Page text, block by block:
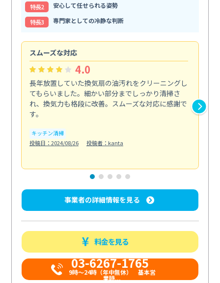
特⻑2
安心して任せられる姿勢
特⻑3
専門家としての冷静な判断
スムーズな対応
4.0
長年放置していた換気扇の油汚れをクリーニングし
てもらいました。細かい部分までしっかり清掃さ
れ、換気力も格段に改善。スムーズな対応に感謝で
す。
キッチン清掃
投稿日：2024/08/26
投稿者：kanta
事業者の詳細情報を見る
料金を見る
03-6267-1765
9時〜24時（年中無休） 基本営
業時...